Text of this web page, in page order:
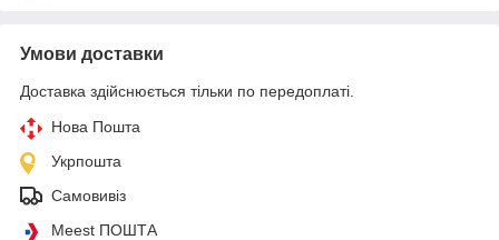
Умови доставки
Доставка здійснюється тільки по передоплаті.
Нова Пошта
Укрпошта
Самовивіз
Meest ПОШТА